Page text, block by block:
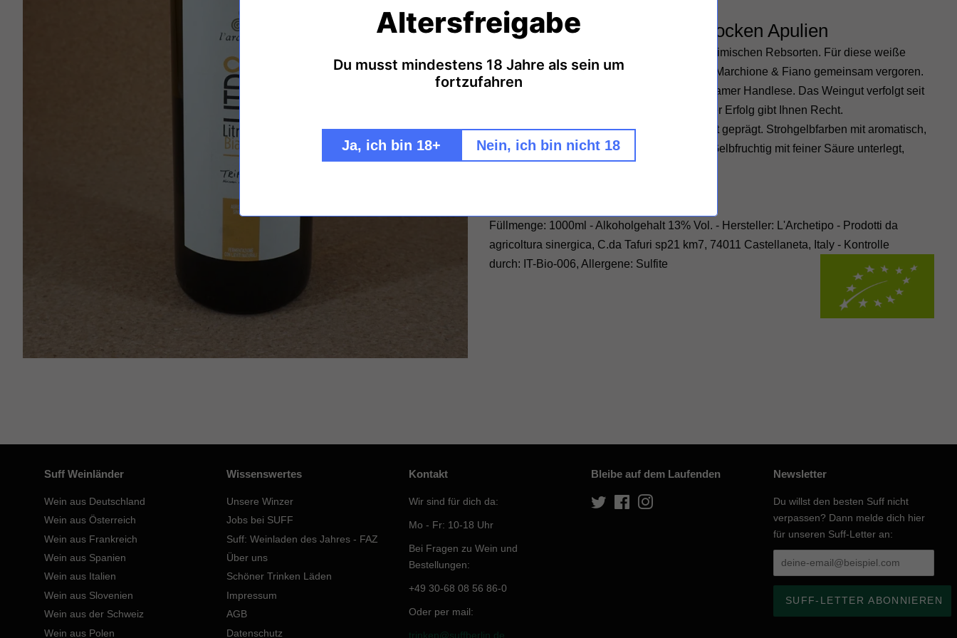
L'Archetipo Litrotto bianco trocken Apulien
Italien ist bekannt für seine zahlreichen einheimischen Rebsorten. Für diese weiße
Cuvée hat L'Archetipo Verdeca, Falanghina, Marchione & Fiano gemeinsam vergoren.
Das erfolgt mit heimischen Hefen nach mühsamer Handlese. Das Weingut verfolgt seit
2000 die biodynamische Arbeitsweise und der Erfolg gibt Ihnen Recht.
Die Weine sind von Frische und Lebendigkeit geprägt. Strohgelbfarben mit aromatisch,
exotischer Nase präsentiert er sich im Glas. Gelbfruchtig mit feiner Säure unterlegt,
Füllmenge: 1000ml - Alkoholgehalt 13% Vol. - Hersteller: L'Archetipo - Prodotti da
agricoltura sinergica, C.da Tafuri sp21 km7, 74011 Castellaneta, Italy - Kontrolle
durch: IT-Bio-006, Allergene: Sulfite
Suff Weinländer
Wein aus Deutschland
Wein aus Österreich
Wein aus Frankreich
Wein aus Spanien
Wein aus Italien
Wein aus Slovenien
Wein aus der Schweiz
Wein aus Polen
Wissenswertes
Unsere Winzer
Jobs bei SUFF
Suff: Weinladen des Jahres - FAZ
Über uns
Schöner Trinken Läden
Impressum
AGB
Datenschutz
Kontakt
Wir sind für dich da:
Mo - Fr: 10-18 Uhr
Bei Fragen zu Wein und
Bestellungen:
+49 30-68 08 56 86-0
Oder per mail:
trinken@suffberlin.de
Bleibe auf dem Laufenden
Twitter Facebook
Newsletter
Du willst den besten Suff nicht
verpassen? Dann melde dich hier
für unseren Suff-Letter an:
Altersfreigabe
Du musst mindestens 18 Jahre als sein um
fortzufahren
Ja, ich bin 18+ Nein, ich bin nicht 18